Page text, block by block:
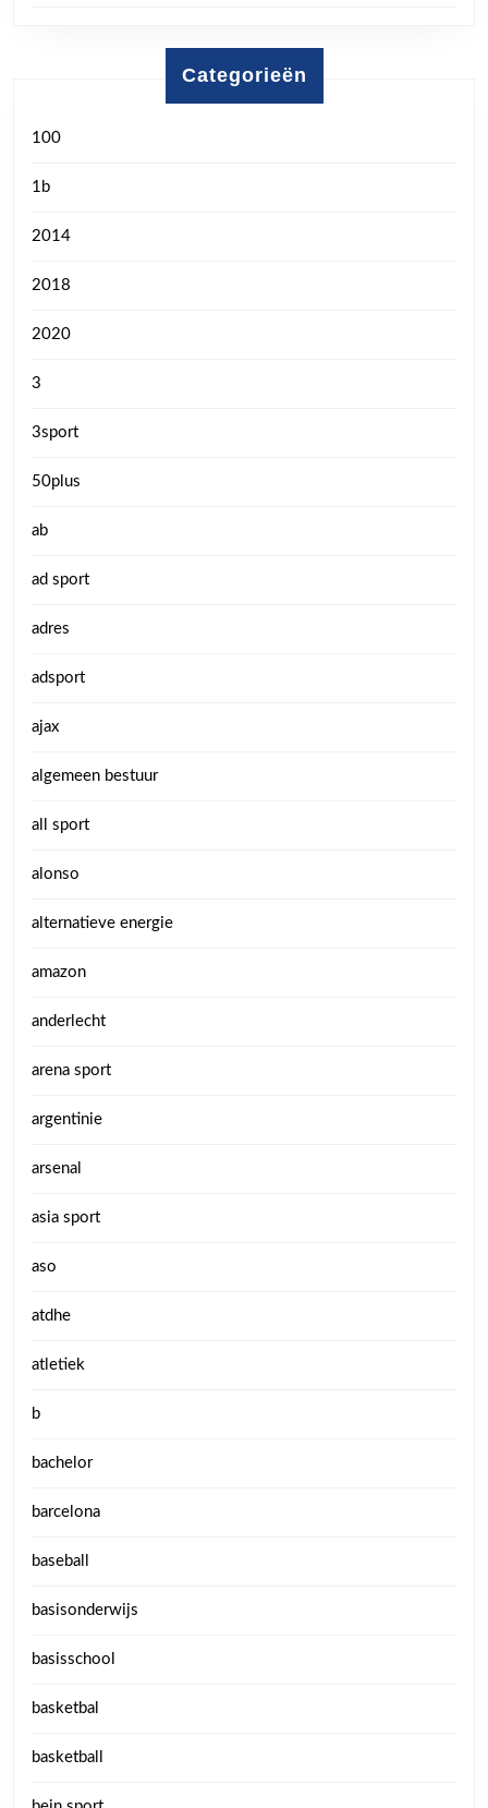
Categorieën
100
1b
2014
2018
2020
3
3sport
50plus
ab
ad sport
adres
adsport
ajax
algemeen bestuur
all sport
alonso
alternatieve energie
amazon
anderlecht
arena sport
argentinie
arsenal
asia sport
aso
atdhe
atletiek
b
bachelor
barcelona
baseball
basisonderwijs
basisschool
basketbal
basketball